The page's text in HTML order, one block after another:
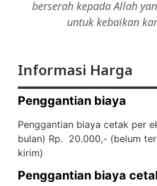
berserah kepada Allah
untuk kebaikan
Informasi Harga
Penggantian biaya
Penggantian biaya cetak per
bulan) Rp. 20.000,- (belum
kirim)
Penggantian biaya